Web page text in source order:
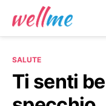
SALUTE
Ti senti